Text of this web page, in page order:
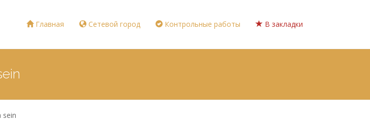
Главная Сетевой город Контрольные работы В закладки
sein